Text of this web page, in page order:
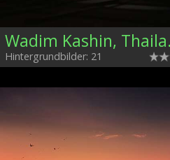
Hintergrundbilder: 21